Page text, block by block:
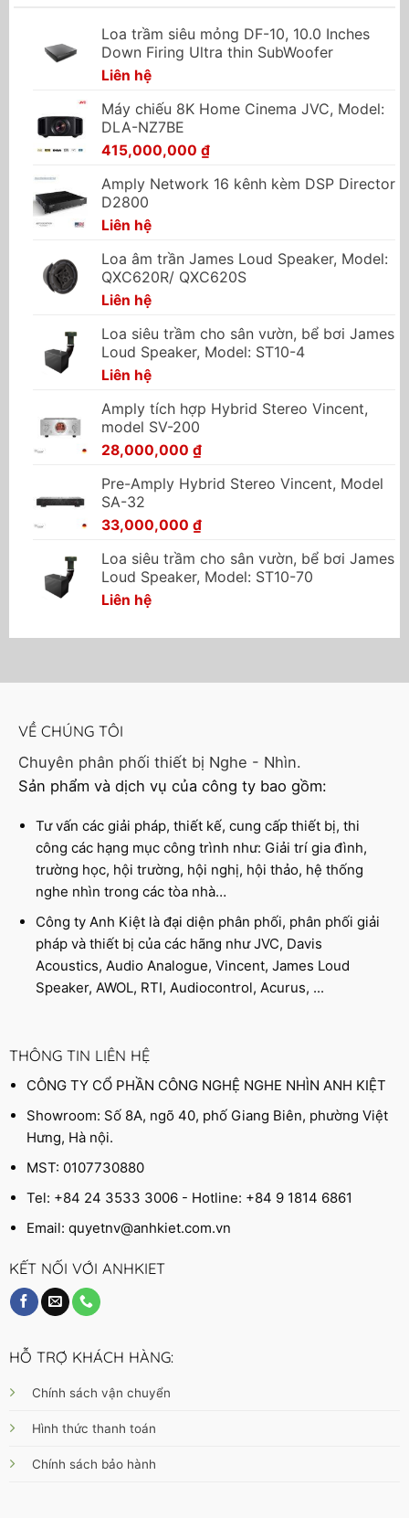
Loa trầm siêu mỏng DF-10, 10.0 Inches
Down Firing Ultra thin SubWoofer
Liên hệ
Máy chiếu 8K Home Cinema JVC, Model:
DLA-NZ7BE
415,000,000 ₫
Amply Network 16 kênh kèm DSP Director
D2800
Liên hệ
Loa âm trần James Loud Speaker, Model:
QXC620R/ QXC620S
Liên hệ
Loa siêu trầm cho sân vườn, bể bơi James
Loud Speaker, Model: ST10-4
Liên hệ
Amply tích hợp Hybrid Stereo Vincent,
model SV-200
28,000,000 ₫
Pre-Amply Hybrid Stereo Vincent, Model
SA-32
33,000,000 ₫
Loa siêu trầm cho sân vườn, bể bơi James
Loud Speaker, Model: ST10-70
Liên hệ
VỀ CHÚNG TÔI
Chuyên phân phối thiết bị Nghe - Nhìn.
Sản phẩm và dịch vụ của công ty bao gồm:
Tư vấn các giải pháp, thiết kế, cung cấp thiết bị, thi
công các hạng mục công trình như: Giải trí gia đình,
trường học, hội trường, hội nghị, hội thảo, hệ thống
nghe nhìn trong các tòa nhà…
Công ty Anh Kiệt là đại diện phân phối, phân phối giải
pháp và thiết bị của các hãng như JVC, Davis
Acoustics, Audio Analogue, Vincent, James Loud
Speaker, AWOL, RTI, Audiocontrol, Acurus, ...
THÔNG TIN LIÊN HỆ
CÔNG TY CỔ PHẦN CÔNG NGHỆ NGHE NHÌN ANH KIỆT
Showroom: Số 8A, ngõ 40, phố Giang Biên, phường Việt
Hưng, Hà nội.
MST: 0107730880
Tel: +84 24 3533 3006 - Hotline: +84 9 1814 6861
Email:quyetnv@anhkiet.com.vn
KẾT NỐI VỚI ANHKIET
HỖ TRỢ KHÁCH HÀNG:
Chính sách vận chuyển
Hình thức thanh toán
Chính sách bảo hành